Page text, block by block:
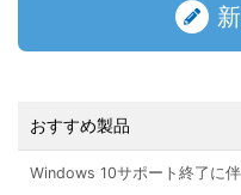
おすすめ製品
Windows 10サポート終了に